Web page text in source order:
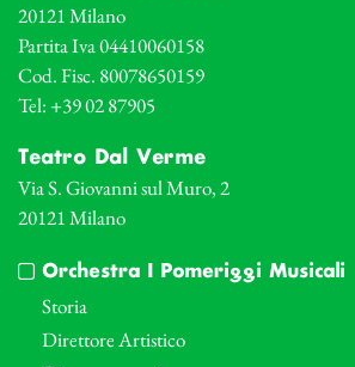
20121 Milano
Partita Iva 04410060158
Cod. Fisc. 80078650159
Tel: +39 02 87905
Teatro Dal Verme
Via S. Giovanni sul Muro, 2
20121 Milano
Orchestra I Pomeriggi Musicali
Storia
Direttore Artistico